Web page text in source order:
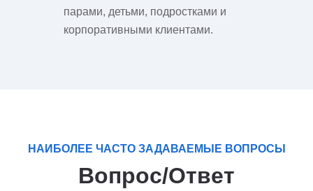
парами, детьми, подростками и
корпоративными клиентами.
НАИБОЛЕЕ ЧАСТО ЗАДАВАЕМЫЕ ВОПРОСЫ
Вопрос/Ответ